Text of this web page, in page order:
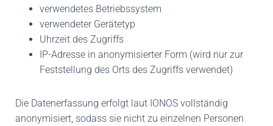
verwendetes Betriebssystem
verwendeter Gerätetyp
Uhrzeit des Zugriffs
IP-Adresse in anonymisierter Form (wird nur zur
Feststellung des Orts des Zugriffs verwendet)
Die Datenerfassung erfolgt laut IONOS vollständig
anonymisiert, sodass sie nicht zu einzelnen Personen